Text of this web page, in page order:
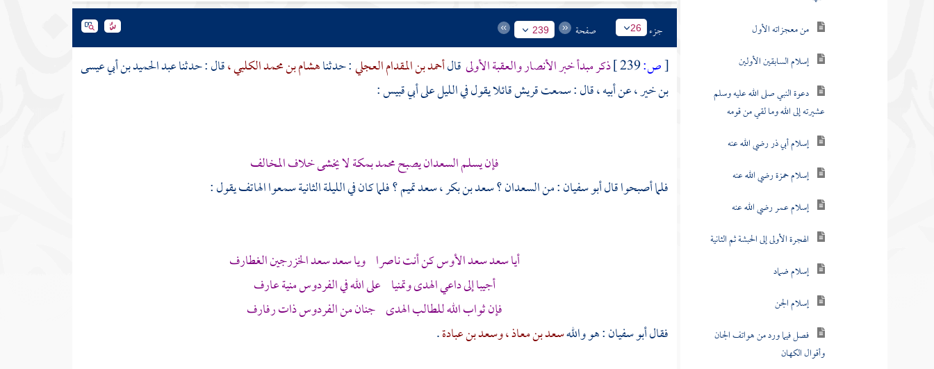
من معجزاته الأول
إسلام السابقين الأولين
دعوة النبي صلى الله عليه وسلم
عشيرته إلى الله وما لقي من قومه
إسلام أبي ذر رضي الله عنه
إسلام حمزة رضي الله عنه
إسلام عمر رضي الله عنه
الهجرة الأولى إلى الحبشة ثم الثانية
إسلام ضماد
إسلام الجن
فصل فيما ورد من هواتف الجان
وأقوال الكهان
جزء 26 صفحة 239
[ص: ذكر مبدأ خبر الأنصار والعقبة الأولىقالأحمد بن المقدام العجلي: حدثناهشام بن محمد الكلبي ،قال : حدثناعبد الحميد بن أبي عيسى
بن خير ،عن أبيه ، قال : سمعتقريشقائلا يقول في الليل علىأبي قبيس:
فإن يسلم السعدان يصبحمحمدبمكةلا يخشى خلاف المخالف
فلما أصبحوا قالأبو سفيان: من السعدان ؟سعد بن بكر ،سعد تميم ؟فلما كان في الليلة الثانية سمعوا الهاتف يقول :
أياسعدسعدالأوسكن أنت ناصرا وياسعدسعدالخزرجينالغطارف
أجيبا إلى داعي الهدى وتمنيا على الله في الفردوس منية عارف
فإن ثواب الله للطالب الهدى جنان من الفردوس ذات رفارف
فقالأبو سفيان: هو واللهسعد بن معاذ ،وسعد بن عبادة.